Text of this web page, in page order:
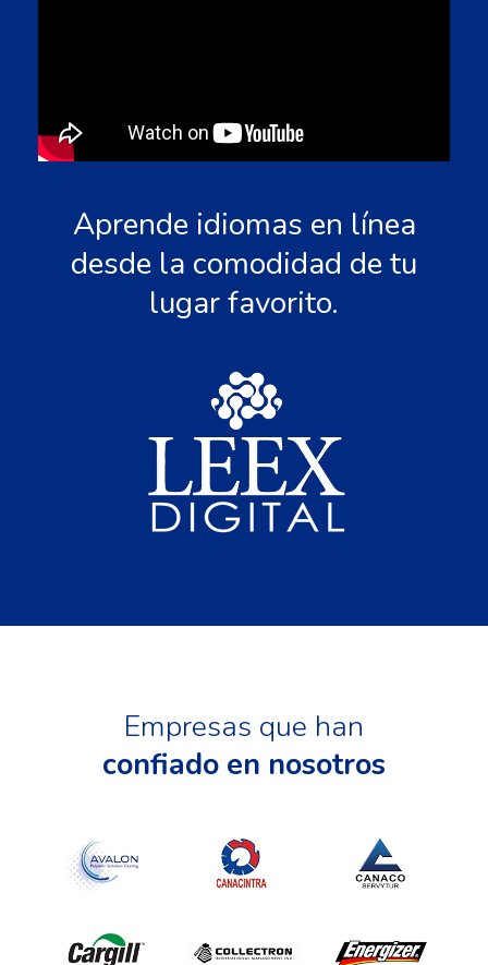
Aprende idiomas en línea
desde la comodidad de tu
lugar favorito.
Empresas que han
confiado en nosotros